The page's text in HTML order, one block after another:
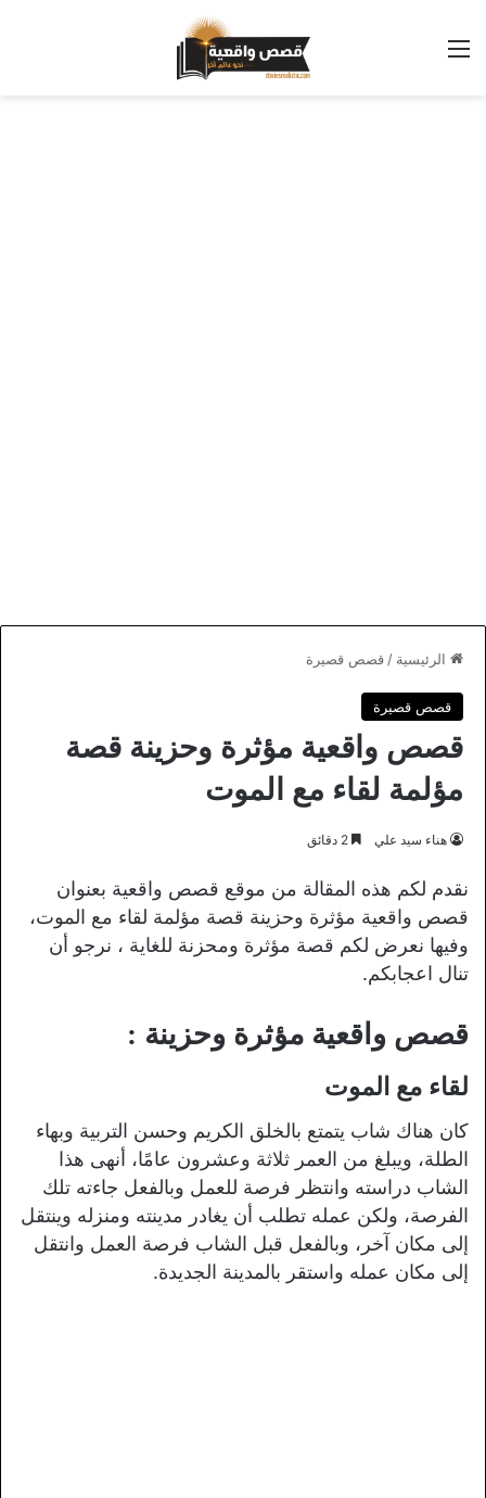
القائمة
الرئيسية / قصص قصيرة
قصص قصيرة
قصص واقعية مؤثرة وحزينة قصة
مؤلمة لقاء مع الموت
هناء سيد علي
نقدم لكم هذه المقالة من موقع قصص واقعية بعنوان
قصص واقعية مؤثرة وحزينة قصة مؤلمة لقاء مع الموت،
وفيها نعرض لكم قصة مؤثرة ومحزنة للغاية ، نرجو أن
تنال اعجابكم.
قصص واقعية مؤثرة وحزينة :
لقاء مع الموت
كان هناك شاب يتمتع بالخلق الكريم وحسن التربية وبهاء
الطلة، ويبلغ من العمر ثلاثة وعشرون عامًا، أنهى هذا
الشاب دراسته وانتظر فرصة للعمل وبالفعل جاءته تلك
الفرصة، ولكن عمله تطلب أن يغادر مدينته ومنزله وينتقل
إلى مكان آخر، وبالفعل قبل الشاب فرصة العمل وانتقل
إلى مكان عمله واستقر بالمدينة الجديدة.